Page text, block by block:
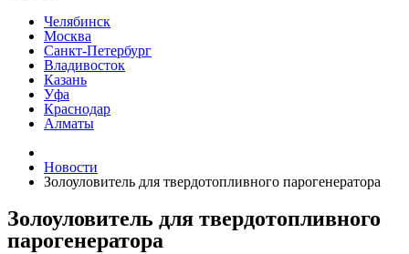
Челябинск
Москва
Санкт-Петербург
Владивосток
Казань
Уфа
Краснодар
Алматы
Новости
Золоуловитель для твердотопливного парогенератора
Золоуловитель для твердотопливного
парогенератора